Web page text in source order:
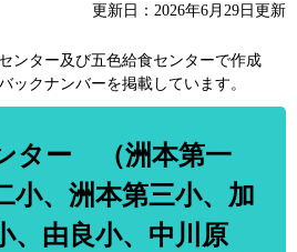
更新日：2026年6月29日更新
ンター及び五色給食センターで作成
ックナンバーを掲載しています。
ター （洲本第一
小、洲本第三小、加
、由良小、中川原